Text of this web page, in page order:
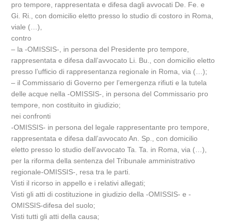
pro tempore, rappresentata e difesa dagli avvocati De. Fe. e
Gi. Ri., con domicilio eletto presso lo studio di costoro in Roma,
viale (…),
contro
– la -OMISSIS-, in persona del Presidente pro tempore,
rappresentata e difesa dall’avvocato Li. Bu., con domicilio eletto
presso l’ufficio di rappresentanza regionale in Roma, via (…);
– il Commissario di Governo per l’emergenza rifiuti e la tutela
delle acque nella -OMISSIS-, in persona del Commissario pro
tempore, non costituito in giudizio;
nei confronti
-OMISSIS- in persona del legale rappresentante pro tempore,
rappresentata e difesa dall’avvocato An. Sp., con domicilio
eletto presso lo studio dell’avvocato Ta. Ta. in Roma, via (…),
per la riforma della sentenza del Tribunale amministrativo
regionale-OMISSIS-, resa tra le parti.
Visti il ricorso in appello e i relativi allegati;
Visti gli atti di costituzione in giudizio della -OMISSIS- e -
OMISSIS-difesa del suolo;
Visti tutti gli atti della causa;